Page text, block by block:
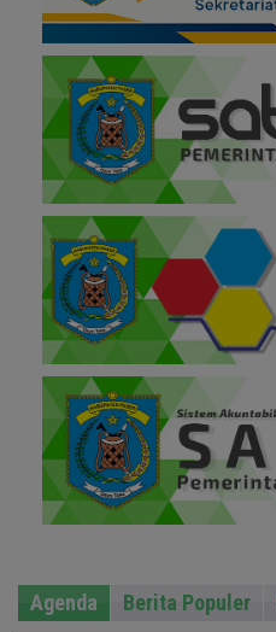
Agenda Berita Populer